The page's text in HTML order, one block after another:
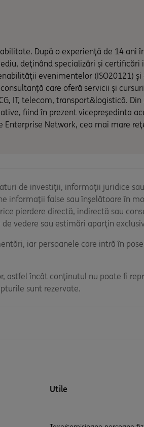
După o experiență de 14 ani
deținând specializări și
evenimentelor (ISO20121)
care oferă servicii și
IT, telecom, transport&logistică.
fiind în prezent vicepreședinta
Enterprise Network, cea mai mare
de investiții, informații juridice
informații false sau înșelătoare în
pierdere directă, indirectă sau
vedere sau estimări aparțin
iar persoanele care intră în
încât conținutul nu poate fi
sunt rezervate.
Utile